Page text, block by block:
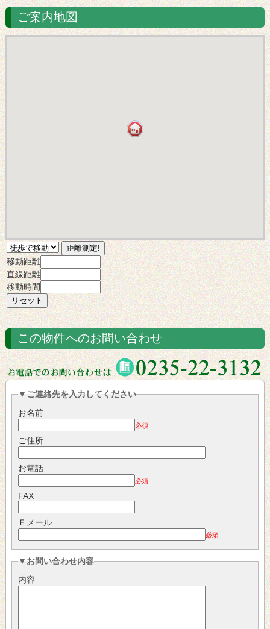
ご案内地図
移動距離
直線距離
移動時間
この物件へのお問い合わせ
▼ご連絡先を入力してください
お名前
必須
ご住所
お電話
必須
FAX
Ｅメール
必須
▼お問い合わせ内容
内容